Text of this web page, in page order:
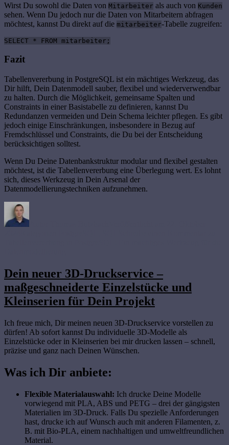
Wirst Du sowohl die Daten von Mitarbeiter als auch von Kunden
sehen. Wenn Du jedoch nur die Daten von Mitarbeitern abfragen
möchtest, kannst Du direkt auf die mitarbeiter-Tabelle zugreifen:
SELECT * FROM mitarbeiter;
Fazit
Tabellenvererbung in PostgreSQL ist ein mächtiges Werkzeug, das
Dir hilft, Dein Datenmodell sauber, flexibel und wiederverwendbar
zu halten. Durch die Möglichkeit, gemeinsame Spalten und
Constraints in einer Basistabelle zu definieren, kannst Du
Redundanzen vermeiden und Dein Schema leichter pflegen. Es gibt
jedoch einige Einschränkungen, insbesondere in Bezug auf
Fremdschlüssel und Constraints, die Du bei der Entscheidung
berücksichtigen solltest.
Wenn Du Deine Datenbankstruktur modular und flexibel gestalten
möchtest, ist die Tabellenvererbung eine Überlegung wert. Es lohnt
sich, dieses Werkzeug in Dein Arsenal der
Datenmodellierungstechniken aufzunehmen.
Dein neuer 3D-Druckservice –
maßgeschneiderte Einzelstücke und
Kleinserien für Dein Projekt
Ich freue mich, Dir meinen neuen 3D-Druckservice vorstellen zu
dürfen! Ab sofort kannst Du individuelle 3D-Modelle als
Einzelstücke oder in Kleinserien bei mir drucken lassen – schnell,
präzise und ganz nach Deinen Wünschen.
Was ich Dir anbiete:
Flexible Materialauswahl: Ich drucke Deine Modelle
vorwiegend mit PLA, ABS und PETG – drei der gängigsten
Materialien im 3D-Druck. Falls Du spezielle Anforderungen
hast, drucke ich auf Wunsch auch mit anderen Filamenten, z.
B. mit Bio-PLA, einem nachhaltigen und umweltfreundlichen
Material.